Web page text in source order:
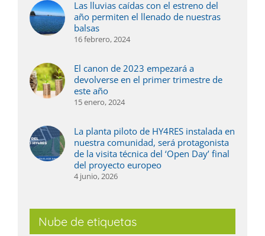
Las lluvias caídas con el estreno del
año permiten el llenado de nuestras
balsas
16 febrero, 2024
El canon de 2023 empezará a
devolverse en el primer trimestre de
este año
15 enero, 2024
La planta piloto de HY4RES instalada en
nuestra comunidad, será protagonista
de la visita técnica del ‘Open Day’ final
del proyecto europeo
4 junio, 2026
Nube de etiquetas